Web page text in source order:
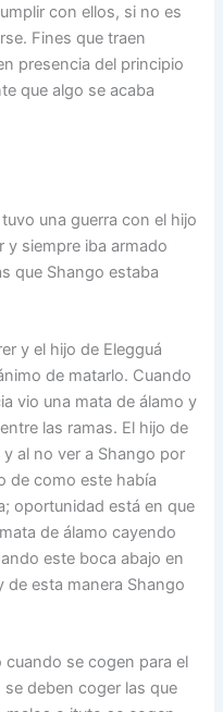
con ellos, si no es
Fines que traen
presencia del principio
que algo se acaba
una guerra con el hijo
y siempre iba armado
que Shango estaba
y el hijo de Elegguá
de matarlo. Cuando
vio una mata de álamo y
las ramas. El hijo de
al no ver a Shango por
de como este había
oportunidad está en que
de álamo cayendo
este boca abajo en
de esta manera Shango
cuando se cogen para el
deben coger las que